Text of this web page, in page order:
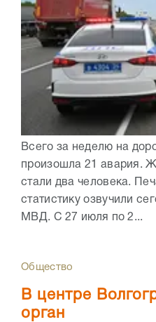
Всего за неделю на
произошла 21 авария.
стали два человека.
статистику озвучили
МВД. С 27 июля по 2...
Общество
В центре
орган